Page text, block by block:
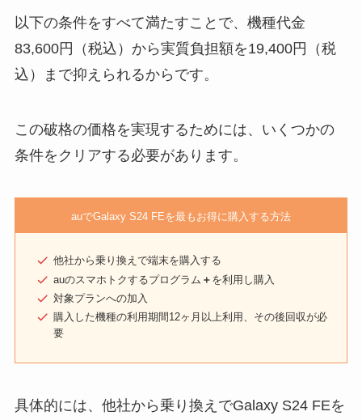
以下の条件をすべて満たすことで、機種代金
83,600円（税込）から実質負担額を19,400円（税
込）まで抑えられるからです。
この破格の価格を実現するためには、いくつかの
条件をクリアする必要があります。
auでGalaxy S24 FEを最もお得に購入する方法
他社から乗り換えで端末を購入する
auのスマホトクするプログラム ＋ を利用し購入
対象プランへの加入
購入した機種の利用期間12ヶ月以上利用、その後回収が必
要
具体的には、他社から乗り換えでGalaxy S24 FEを